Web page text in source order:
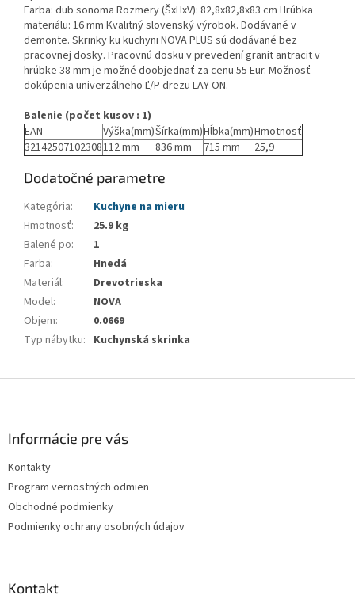
Farba: dub sonoma Rozmery (ŠxHxV): 82,8x82,8x83 cm Hrúbka
materiálu: 16 mm Kvalitný slovenský výrobok. Dodávané v
demonte. Skrinky ku kuchyni NOVA PLUS sú dodávané bez
pracovnej dosky. Pracovnú dosku v prevedení granit antracit v
hrúbke 38 mm je možné doobjednať za cenu 55 Eur. Možnosť
dokúpenia univerzálneho Ľ/P drezu LAY ON.
Balenie (počet kusov : 1)
EAN
Výška(mm)Šírka(mm)Hĺbka(mm)Hmotnosť
32142507102308112 mm 836 mm 715 mm 25,9
Dodatočné parametre
Kategória:
Kuchyne na mieru
Hmotnosť:
25.9 kg
Balené po:
1
Farba:
Hnedá
Materiál:
Drevotrieska
Model:
NOVA
Objem:
0.0669
Typ nábytku: Kuchynská skrinka
Informácie pre vás
Kontakty
Program vernostných odmien
Obchodné podmienky
Podmienky ochrany osobných údajov
Kontakt